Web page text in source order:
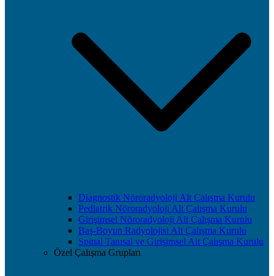
Diagnostik Nöroradyoloji Alt Çalışma Kurulu
Pediatrik Nöroradyoloji Alt Çalışma Kurulu
Girişimsel Nöroradyoloji Alt Çalışma Kurulu
Baş-Boyun Radyolojisi Alt Çalışma Kurulu
Spinal Tanısal ve Girişimsel Alt Çalışma Kurulu
Özel Çalışma Grupları